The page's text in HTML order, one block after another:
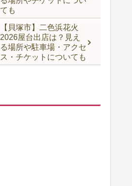
ても
【貝塚市】二色浜花火
2026屋台出店は？見え
る場所や駐車場・アクセ
ス・チケットについても